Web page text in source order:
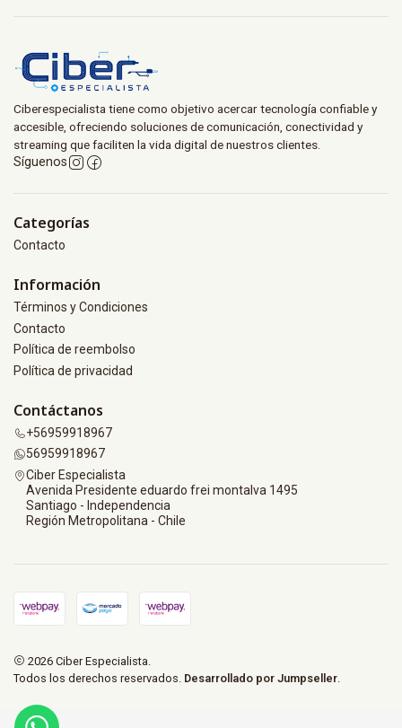
Ciberespecialista tiene como objetivo acercar tecnología confiable y
accesible, ofreciendo soluciones de comunicación, conectividad y
streaming que faciliten la vida digital de nuestros clientes.
Síguenos
Categorías
Contacto
Información
Términos y Condiciones
Contacto
Política de reembolso
Política de privacidad
Contáctanos
+56959918967
56959918967
Ciber Especialista
Avenida Presidente eduardo frei montalva 1495
Santiago - Independencia
Región Metropolitana - Chile
2026 Ciber Especialista.
Todos los derechos reservados. Desarrollado por Jumpseller